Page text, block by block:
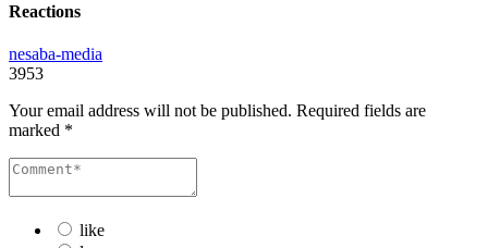
Reactions
nesaba-media
3953
Your email address will not be published. Required fields are
marked *
like